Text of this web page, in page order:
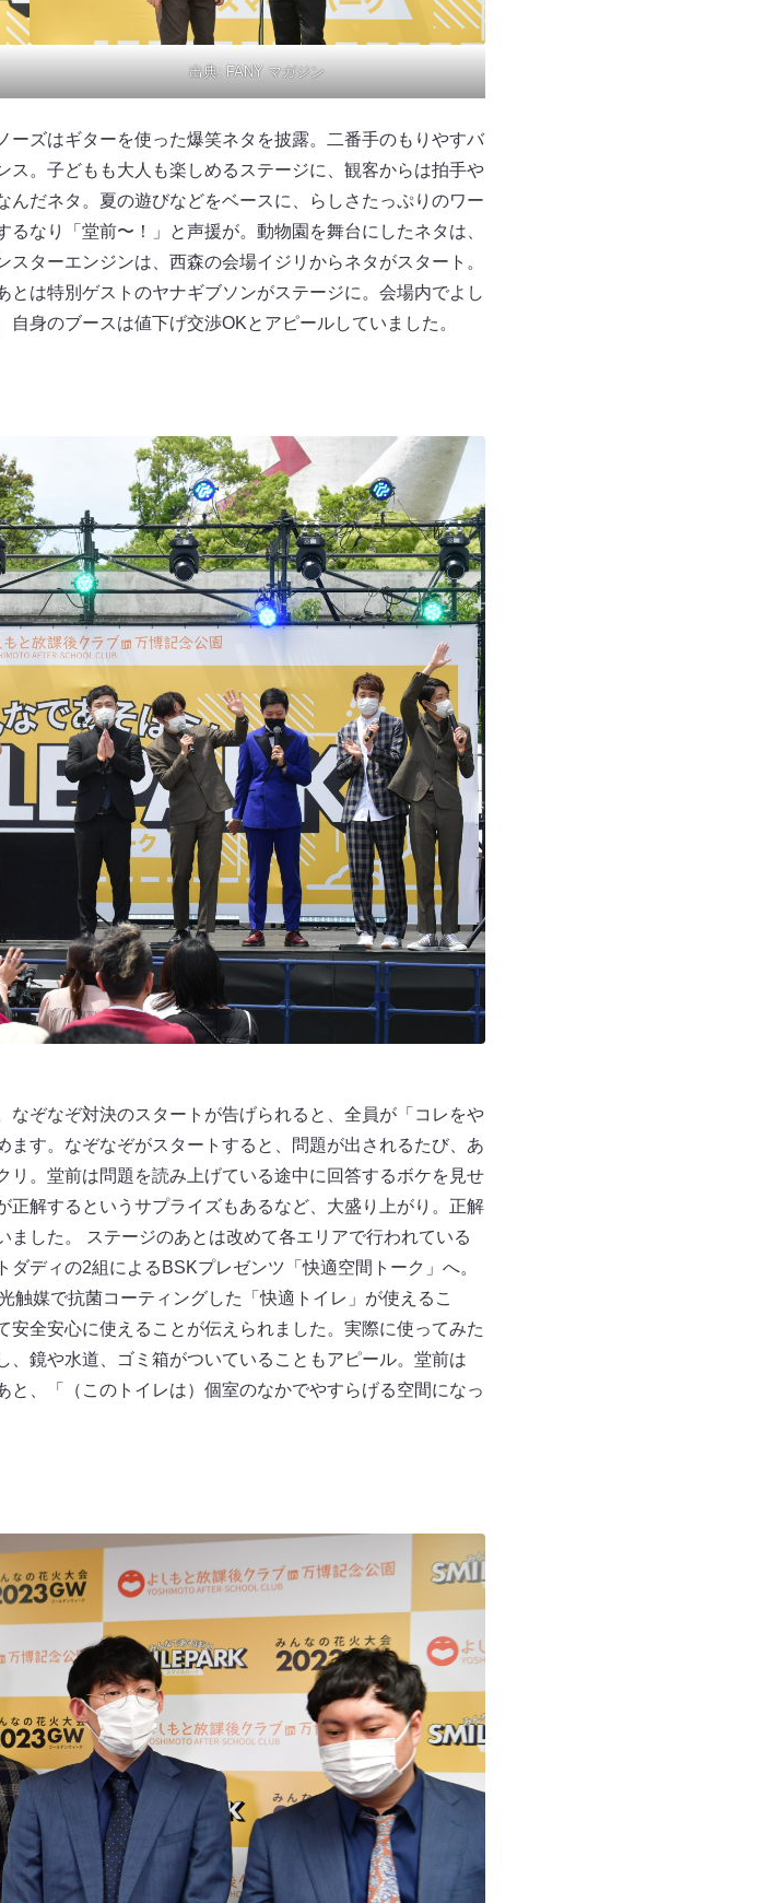
出典: FANY マガジン
ズはギターを使った爆笑ネタを披露。二番手のもりやすバ
。子どもも大人も楽しめるステージに、観客からは拍手や
だネタ。夏の遊びなどをベースに、らしさたっぷりのワー
なり「堂前〜！」と声援が。動物園を舞台にしたネタは、
ターエンジンは、西森の会場イジリからネタがスタート。
は特別ゲストのヤナギブソンがステージに。会場内でよし
身のブースは値下げ交渉OKとアピールしていました。
ぞなぞ対決のスタートが告げられると、全員が「コレをや
す。なぞなぞがスタートすると、問題が出されるたび、あ
。堂前は問題を読み上げている途中に回答するボケを見せ
解するというサプライズもあるなど、大盛り上がり。正解
した。 ステージのあとは改めて各エリアで行われている
ディの2組によるBSKプレゼンツ「快適空間トーク」へ。
媒で抗菌コーティングした「快適トイレ」が使えるこ
全安心に使えることが伝えられました。実際に使ってみた
鏡や水道、ゴミ箱がついていることもアピール。堂前は
と、「（このトイレは）個室のなかでやすらげる空間になっ